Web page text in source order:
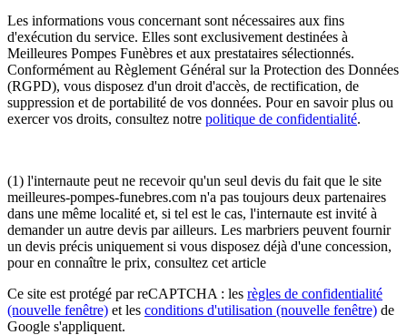
Les informations vous concernant sont nécessaires aux fins
d'exécution du service. Elles sont exclusivement destinées à
Meilleures Pompes Funèbres et aux prestataires sélectionnés.
Conformément au Règlement Général sur la Protection des Données
(RGPD), vous disposez d'un droit d'accès, de rectification, de
suppression et de portabilité de vos données. Pour en savoir plus ou
exercer vos droits, consultez notre politique de confidentialité.
(1) l'internaute peut ne recevoir qu'un seul devis du fait que le site
meilleures-pompes-funebres.com n'a pas toujours deux partenaires
dans une même localité et, si tel est le cas, l'internaute est invité à
demander un autre devis par ailleurs. Les marbriers peuvent fournir
un devis précis uniquement si vous disposez déjà d'une concession,
pour en connaître le prix, consultez cet article
Ce site est protégé par reCAPTCHA : les règles de confidentialité
(nouvelle fenêtre) et les conditions d'utilisation (nouvelle fenêtre) de
Google s'appliquent.